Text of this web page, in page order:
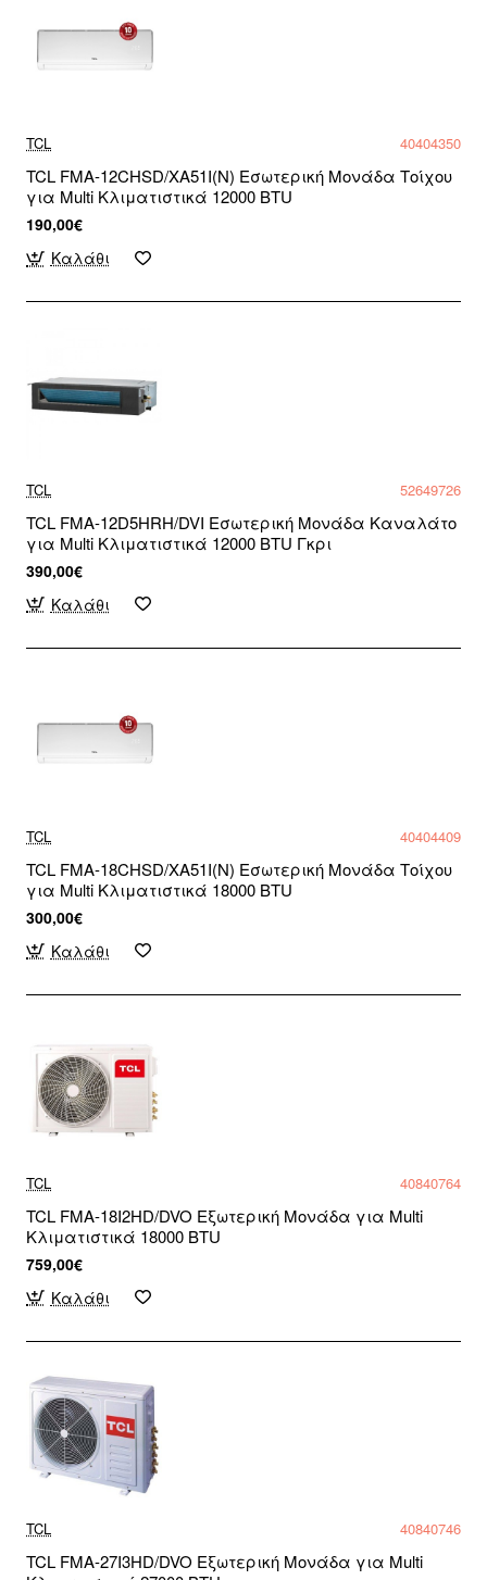
TCL 40404350
TCL FMA-12CHSD/XA51I(N) Εσωτερική Μονάδα Τοίχου
για Multi Κλιματιστικά 12000 BTU
190,00€
Καλάθι
TCL 52649726
TCL FMA-12D5HRH/DVI Εσωτερική Μονάδα Καναλάτο
για Multi Κλιματιστικά 12000 BTU Γκρι
390,00€
Καλάθι
TCL 40404409
TCL FMA-18CHSD/XA51I(N) Εσωτερική Μονάδα Τοίχου
για Multi Κλιματιστικά 18000 BTU
300,00€
Καλάθι
TCL 40840764
TCL FMA-18I2HD/DVO Εξωτερική Μονάδα για Multi
Κλιματιστικά 18000 BTU
759,00€
Καλάθι
TCL 40840746
TCL FMA-27I3HD/DVO Εξωτερική Μονάδα για Multi